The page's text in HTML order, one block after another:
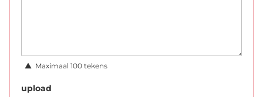
Maximaal 100 tekens
upload